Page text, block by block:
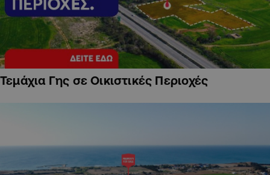
Τεμάχια Γης σε Οικιστικές Περιοχές